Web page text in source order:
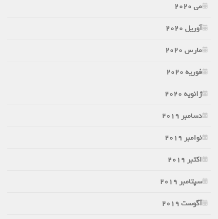
می 2020
آوریل 2020
مارس 2020
فوریه 2020
ژانویه 2020
دسامبر 2019
نوامبر 2019
اکتبر 2019
سپتامبر 2019
آگوست 2019